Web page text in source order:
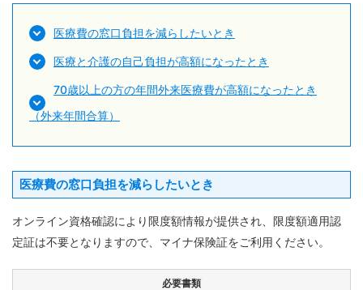
Benefits
保健事
Health
Checkup
各種手
Procedure
申請書
一覧
Form
医療費の窓口負担を減らしたいとき
医療と介護の自己負担が高額になったとき
70歳以上の方の年間外来医療費が高額になったとき
（外来年間合算）
医療費の窓口負担を減らしたいとき
オンライン資格確認により限度額情報が提供され、限度額適用認
定証は不要となりますので、マイナ保険証をご利用ください。
必要書類